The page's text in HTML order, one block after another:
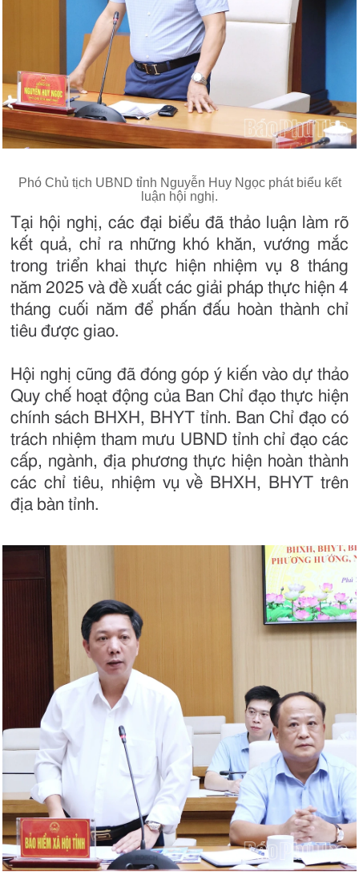
Phó Chủ tịch UBND tỉnh Nguyễn Huy Ngọc phát biểu kết
luận hội nghị.
Tại hội nghị, các đại biểu đã thảo luận làm rõ
kết quả, chỉ ra những khó khăn, vướng mắc
trong triển khai thực hiện nhiệm vụ 8 tháng
năm 2025 và đề xuất các giải pháp thực hiện 4
tháng cuối năm để phấn đấu hoàn thành chỉ
tiêu được giao.
Hội nghị cũng đã đóng góp ý kiến vào dự thảo
Quy chế hoạt động của Ban Chỉ đạo thực hiện
chính sách BHXH, BHYT tỉnh. Ban Chỉ đạo có
trách nhiệm tham mưu UBND tỉnh chỉ đạo các
cấp, ngành, địa phương thực hiện hoàn thành
các chỉ tiêu, nhiệm vụ về BHXH, BHYT trên
địa bàn tỉnh.